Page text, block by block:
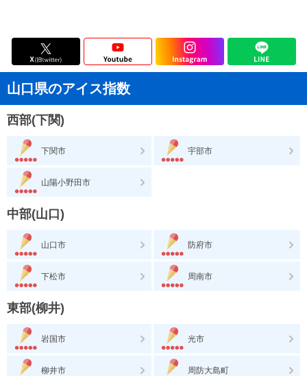
山口県のアイス指数
西部(下関)
下関市 宇部市
山陽小野田市
中部(山口)
山口市 防府市
下松市 周南市
東部(柳井)
岩国市 光市
柳井市 周防大島町